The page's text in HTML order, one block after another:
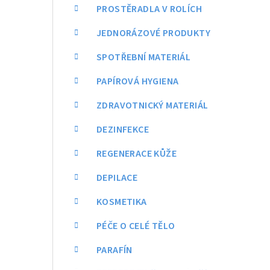
PROSTĚRADLA V ROLÍCH
JEDNORÁZOVÉ PRODUKTY
SPOTŘEBNÍ MATERIÁL
PAPÍROVÁ HYGIENA
ZDRAVOTNICKÝ MATERIÁL
DEZINFEKCE
REGENERACE KŮŽE
DEPILACE
KOSMETIKA
PÉČE O CELÉ TĚLO
PARAFÍN